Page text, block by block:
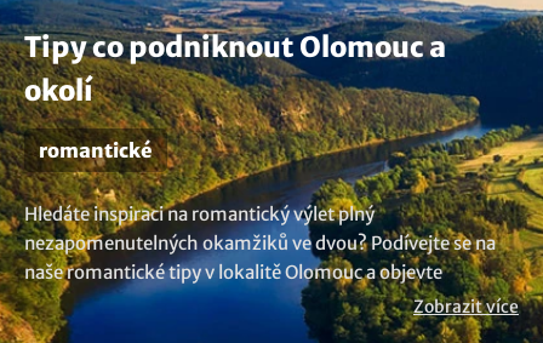
Tipy co podniknout Olomouc a
okolí
romantické
Hledáte inspiraci na romantický výlet plný
nezapomenutelných okamžiků ve dvou? Podívejte se na
naše romantické tipy v lokalitě Olomouc a objevte
společně s vaší drahou polovičkou místa, kde se můžete
ponořit do romantické atmosféry. Naše náměty jsou
Zobrazit více